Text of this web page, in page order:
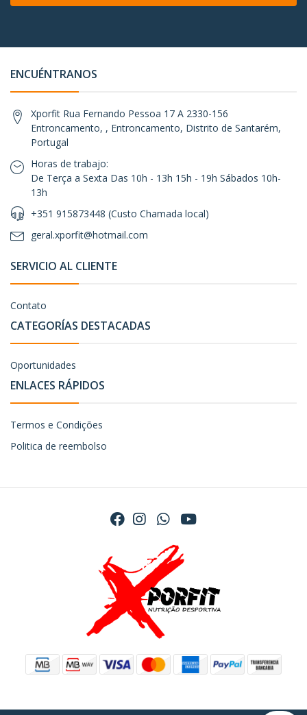
ENCUÉNTRANOS
Xporfit Rua Fernando Pessoa 17 A 2330-156
Entroncamento, , Entroncamento, Distrito de Santarém,
Portugal
Horas de trabajo:
De Terça a Sexta Das 10h - 13h 15h - 19h Sábados 10h-
13h
+351 915873448 (Custo Chamada local)
geral.xporfit@hotmail.com
SERVICIO AL CLIENTE
Contato
CATEGORÍAS DESTACADAS
Oportunidades
ENLACES RÁPIDOS
Termos e Condições
Politica de reembolso